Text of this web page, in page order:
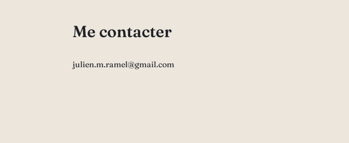
Me contacter
julien.m.ramel@gmail.com